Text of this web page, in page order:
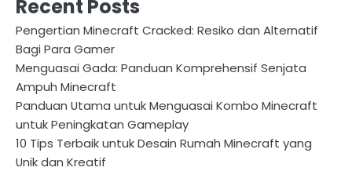
Recent Posts
Pengertian Minecraft Cracked: Resiko dan Alternatif
Bagi Para Gamer
Menguasai Gada: Panduan Komprehensif Senjata
Ampuh Minecraft
Panduan Utama untuk Menguasai Kombo Minecraft
untuk Peningkatan Gameplay
10 Tips Terbaik untuk Desain Rumah Minecraft yang
Unik dan Kreatif